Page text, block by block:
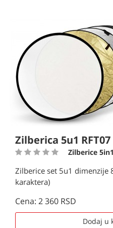
Zilberica 5u1 RFT07
Zilberice 5in1
Zilberice set 5u1 dimenzije
karaktera)
Cena: 2 360 RSD
Dodaj u